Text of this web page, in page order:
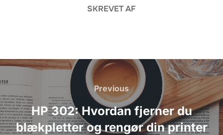
SKREVET AF
Indlægsnavigation
Previous
Previous
HP 302: Hvordan fjerner du
blækpletter og rengør din printer